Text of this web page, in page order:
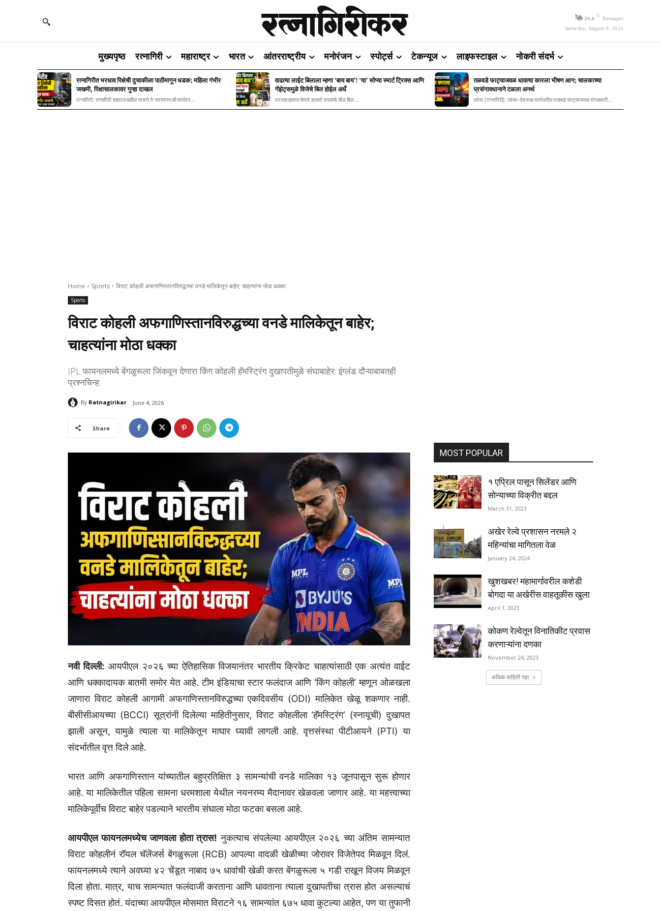
26.6 C Ratnagiri
Saturday, August 8, 2026
मुख्यपृष्ठ रत्नागिरी महाराष्ट्र भारत आंतरराष्ट्रीय मनोरंजन स्पोर्ट्स टेकन्यूज लाइफस्टाइल नोकरी संदर्भ
रत्नागिरीत भरधाव रिक्षेची दुचाकीला पाठीमागून धडक; महिला गंभीर
जखमी, रिक्षाचालकावर गुन्हा दाखल
रत्नागिरी: रत्नागिरी शहराजवळील नाचणे ते नारायणमळी मार्गावर...
वाढत्या लाईट बिलाला म्हणा ‘बाय बाय’! ‘या’ सोप्या स्मार्ट ट्रिक्स आणि
गॅझेट्समुळे विजेचे बिल होईल अर्धे
दरमहा हातात येणारे हजारो रुपयांचे वीज बिल...
तळवडे फाट्याजवळ धावत्या कारला भीषण आग; चालकाच्या
प्रसंगावधानाने टळला अनर्थ
लांजा (रत्नागिरी): लांजा–देवरुख मार्गावरील तळवडे फाट्याजवळ मंगळवारी...
Home Sports विराट कोहली अफगाणिस्तानविरुद्धच्या वनडे मालिकेतून बाहेर; चाहत्यांना मोठा धक्का
Sports
विराट कोहली अफगाणिस्तानविरुद्धच्या वनडे मालिकेतून बाहेर;
चाहत्यांना मोठा धक्का
IPL फायनलमध्ये बेंगळुरूला जिंकवून देणारा किंग कोहली हॅमस्ट्रिंग दुखापतीमुळे संघाबाहेर; इंग्लंड दौऱ्याबाबतही
प्रश्नचिन्ह.
By Ratnagirikar June 4, 2026
Share
नवी दिल्ली: आयपीएल २०२६ च्या ऐतिहासिक विजयानंतर भारतीय क्रिकेट चाहत्यांसाठी एक अत्यंत वाईट
आणि धक्कादायक बातमी समोर येत आहे. टीम इंडियाचा स्टार फलंदाज आणि ‘किंग कोहली’ म्हणून ओळखला
जाणारा विराट कोहली आगामी अफगाणिस्तानविरुद्धच्या एकदिवसीय (ODI) मालिकेत खेळू शकणार नाही.
बीसीसीआयच्या (BCCI) सूत्रांनी दिलेल्या माहितीनुसार, विराट कोहलीला ‘हॅमस्ट्रिंग’ (स्नायूची) दुखापत
झाली असून, यामुळे त्याला या मालिकेतून माघार घ्यावी लागली आहे. वृत्तसंस्था पीटीआयने (PTI) या
संदर्भातील वृत्त दिले आहे.
भारत आणि अफगाणिस्तान यांच्यातील बहुप्रतिक्षित ३ सामन्यांची वनडे मालिका १३ जूनपासून सुरू होणार
आहे. या मालिकेतील पहिला सामना धरमशाला येथील नयनरम्य मैदानावर खेळवला जाणार आहे. या महत्त्वाच्या
मालिकेपूर्वीच विराट बाहेर पडल्याने भारतीय संघाला मोठा फटका बसला आहे.
आयपीएल फायनलमध्येच जाणवला होता त्रास! नुकत्याच संपलेल्या आयपीएल २०२६ च्या अंतिम सामन्यात
विराट कोहलीनं रॉयल चॅलेंजर्स बेंगळुरूला (RCB) आपल्या वादळी खेळीच्या जोरावर विजेतेपद मिळवून दिलं.
फायनलमध्ये त्याने अवघ्या ४२ चेंडूत नाबाद ७५ धावांची खेळी करत बेंगळुरूला ५ गडी राखून विजय मिळवून
दिला होता. मात्र, याच सामन्यात फलंदाजी करताना आणि धावताना त्याला दुखापतीचा त्रास होत असल्याचं
स्पष्ट दिसत होतं. यंदाच्या आयपीएल मोसमात विराटने १६ सामन्यांत ६७५ धावा कुटल्या आहेत, पण या तुफानी
MOST POPULAR
१ एप्रिल पासून सिलेंडर आणि
सोन्याच्या विक्रीत बद्दल
March 31, 2023
अखेर रेल्वे प्रशासन नरमले २
महिन्यांचा मागितला वेळ
January 24, 2024
खुशखबर! महामार्गावरील कशेडी
बोगदा या अखेरीस वाहतूकीस खुला
April 1, 2023
कोकण रेल्वेतून विनातिकीट प्रवास
करणाऱ्यांना दणका
November 24, 2023
अधिक माहिती पहा